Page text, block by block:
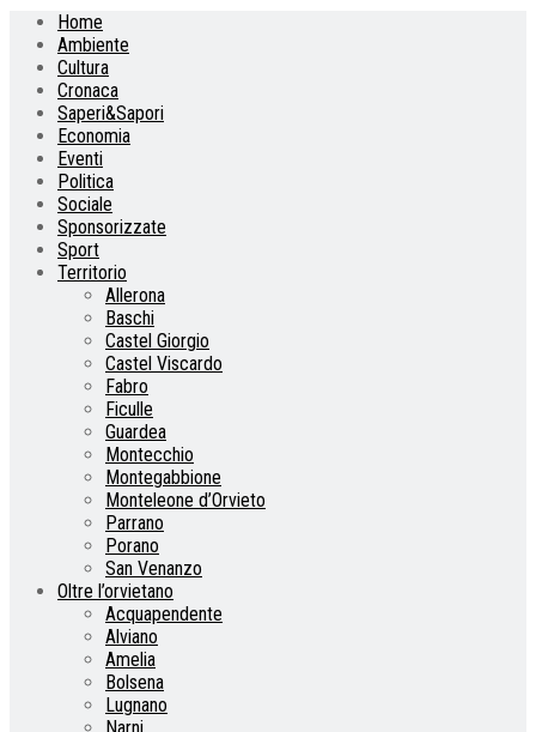
Home
Ambiente
Cultura
Cronaca
Saperi&Sapori
Economia
Eventi
Politica
Sociale
Sponsorizzate
Sport
Territorio
Allerona
Baschi
Castel Giorgio
Castel Viscardo
Fabro
Ficulle
Guardea
Montecchio
Montegabbione
Monteleone d’Orvieto
Parrano
Porano
San Venanzo
Oltre l’orvietano
Acquapendente
Alviano
Amelia
Bolsena
Lugnano